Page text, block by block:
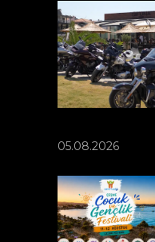
05.08.2026